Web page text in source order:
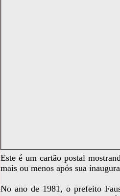
Este é um cartão postal
mais ou menos após sua
No ano de 1981, o prefeito